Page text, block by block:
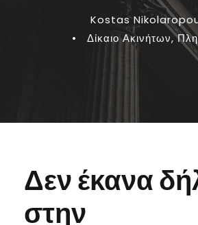
Kostas
•
Δίκαιο Ακινήτων,
Δεν έκανα
στην